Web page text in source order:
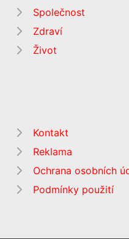
Společnost
Zdraví
Život
Kontakt
Reklama
Ochrana osobních
Podmínky použití